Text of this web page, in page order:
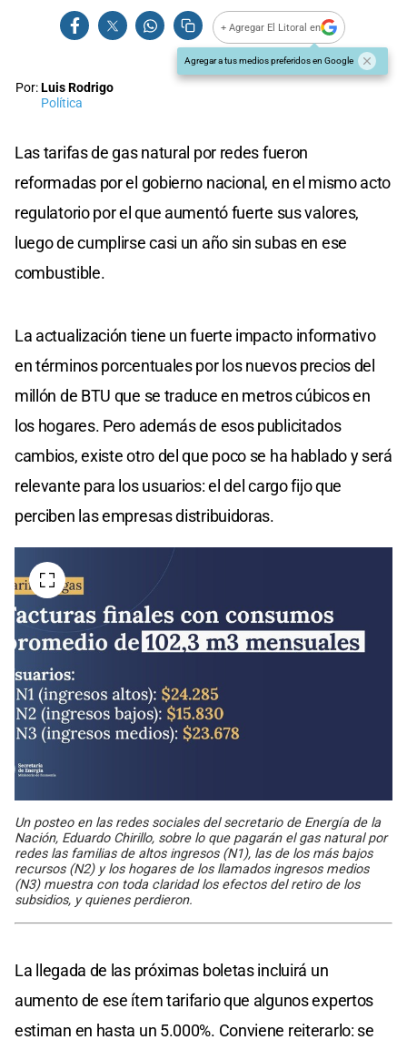
+ Agregar El Litoral en
Agregar a tus medios preferidos en Google
Por:Luis Rodrigo
Política
Las tarifas de gas natural por redes fueron
reformadas por el gobierno nacional, en el mismo acto
regulatorio por el que aumentó fuerte sus valores,
luego de cumplirse casi un año sin subas en ese
combustible.
La actualización tiene un fuerte impacto informativo
en términos porcentuales por los nuevos precios del
millón de BTU que se traduce en metros cúbicos en
los hogares. Pero además de esos publicitados
cambios, existe otro del que poco se ha hablado y será
relevante para los usuarios: el del cargo fijo que
perciben las empresas distribuidoras.
Un posteo en las redes sociales del secretario de Energía de la
Nación, Eduardo Chirillo, sobre lo que pagarán el gas natural por
redes las familias de altos ingresos (N1), las de los más bajos
recursos (N2) y los hogares de los llamados ingresos medios
(N3) muestra con toda claridad los efectos del retiro de los
subsidios, y quienes perdieron.
La llegada de las próximas boletas incluirá un
aumento de ese ítem tarifario que algunos expertos
estiman en hasta un 5.000%. Conviene reiterarlo: se